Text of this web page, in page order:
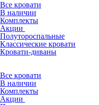
Все кровати
В наличии
Комплекты
Акции
Полутороспальные
Классические кровати
Кровати-диваны
Все кровати
В наличии
Комплекты
Акции